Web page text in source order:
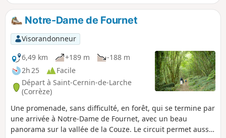
de voies revêtues et des chemins et sentiers peu
fréquentés, à l’exception des deux kilomètres reprenant une
partie du parcours aménagé autour du plan d'eau du
Causse.
Notre-Dame de Fournet
Visorandonneur
6,49 km
+189 m
-188 m
2h 25
Facile
Départ à Saint-Cernin-de-Larche
(Corrèze)
Une promenade, sans difficulté, en forêt, qui se termine par
une arrivée à Notre-Dame de Fournet, avec un beau
panorama sur la vallée de la Couze. Le circuit permet aussi